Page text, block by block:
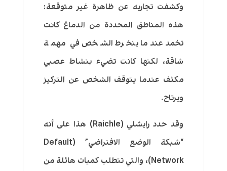
وكشفت تجاربه عن ظاهرة غير متوقعة:
هذه المناطق المحددة من الدماغ كانت
تخمد عندما ينخرط الشخص في مهمة
شاقة، لكنها كانت تضيء بنشاط عصبي
مكثف عندما يتوقف الشخص عن التركيز
ويرتاح.
وقد حدد رايشلي (Raichle) هذا على أنه
“شبكة الوضع الافتراضي” (Default
Network)، والتي تتطلب كميات هائلة من